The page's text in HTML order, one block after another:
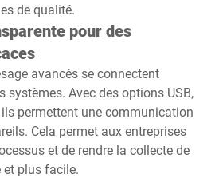
de qualité.
pour des
avancés se connectent
systèmes. Avec des options USB,
permettent une communication
Cela permet aux entreprises
et de rendre la collecte de
et plus facile.